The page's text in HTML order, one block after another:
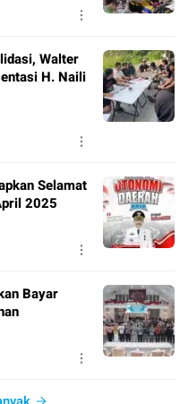
Walter
H. Naili
Selamat
2025
Bayar